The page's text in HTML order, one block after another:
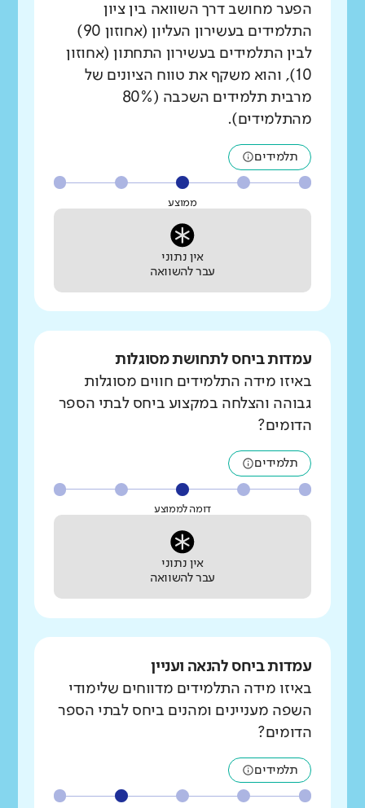
הפער מחושב דרך השוואה בין ציון
התלמידים בעשירון העליון (אחוזון 90)
לבין התלמידים בעשירון התחתון (אחוזון
10), והוא משקף את טווח הציונים של
מרבית תלמידים השכבה (80%
מהתלמידים).
תלמידים
ממוצע
אין נתוני
עבר להשוואה
עמדות ביחס לתחושת מסוגלות
באיזו מידה התלמידים חווים מסוגלות
גבוהה והצלחה במקצוע ביחס לבתי הספר
הדומים?
תלמידים
דומה לממוצע
אין נתוני
עבר להשוואה
עמדות ביחס להנאה ועניין
באיזו מידה התלמידים מדווחים שלימודי
השפה מעניינים ומהנים ביחס לבתי הספר
הדומים?
תלמידים